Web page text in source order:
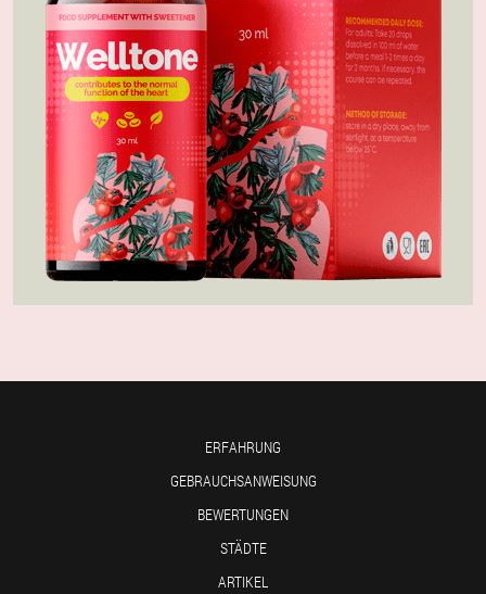
ERFAHRUNG
GEBRAUCHSANWEISUNG
BEWERTUNGEN
STÄDTE
ARTIKEL